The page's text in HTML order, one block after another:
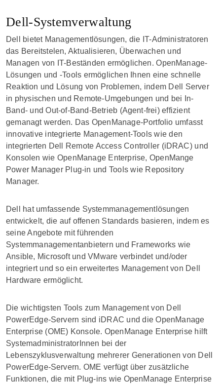
Dell-Systemverwaltung
Dell bietet Managementlösungen, die IT-Administratoren
das Bereitstelen, Aktualisieren, Überwachen und
Managen von IT-Beständen ermöglichen. OpenManage-
Lösungen und -Tools ermöglichen Ihnen eine schnelle
Reaktion und Lösung von Problemen, indem Dell Server
in physischen und Remote-Umgebungen und bei In-
Band- und Out-of-Band-Betrieb (Agent-frei) effizient
gemanagt werden. Das OpenManage-Portfolio umfasst
innovative integrierte Management-Tools wie den
integrierten Dell Remote Access Controller (iDRAC) und
Konsolen wie OpenManage Enterprise, OpenMange
Power Manager Plug-in und Tools wie Repository
Manager.
Dell hat umfassende Systemmanagementlösungen
entwickelt, die auf offenen Standards basieren, indem es
seine Angebote mit führenden
Systemmanagementanbietern und Frameworks wie
Ansible, Microsoft und VMware verbindet und/oder
integriert und so ein erweitertes Management von Dell
Hardware ermöglicht.
Die wichtigsten Tools zum Management von Dell
PowerEdge-Servern sind iDRAC und die OpenManage
Enterprise (OME) Konsole. OpenManage Enterprise hilft
SystemadministratorInnen bei der
Lebenszyklusverwaltung mehrerer Generationen von Dell
PowerEdge-Servern. OME verfügt über zusätzliche
Funktionen, die mit Plug-ins wie OpenManage Enterprise